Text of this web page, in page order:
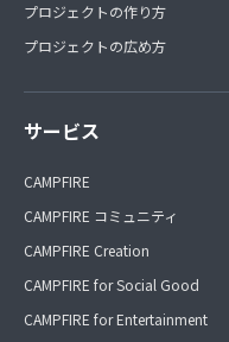
プロジェクトの作り方
プロジェクトの広め方
サービス
CAMPFIRE
CAMPFIRE コミュニティ
CAMPFIRE Creation
CAMPFIRE for Social Good
CAMPFIRE for Entertainment